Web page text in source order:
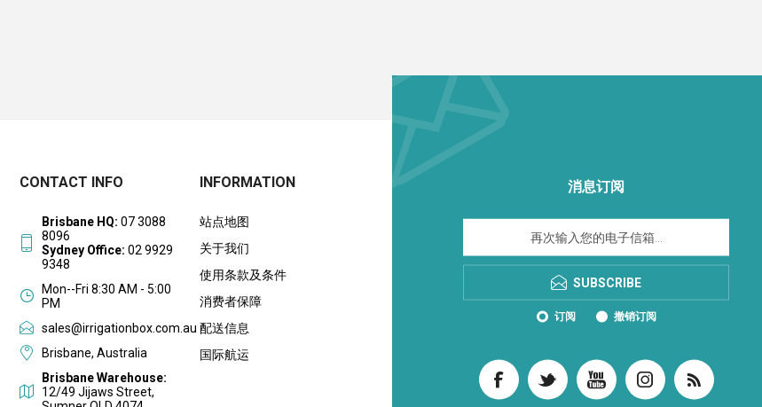
消息订阅
SUBSCRIBE
订阅 撤销订阅
CONTACT INFO
Brisbane HQ: 07 3088
8096
Sydney Office: 02 9929
9348
Mon--Fri 8:30 AM - 5:00
PM
sales@irrigationbox.com.au
Brisbane, Australia
Brisbane Warehouse:
12/49 Jijaws Street,
INFORMATION
站点地图
关于我们
使用条款及条件
消费者保障
配送信息
国际航运